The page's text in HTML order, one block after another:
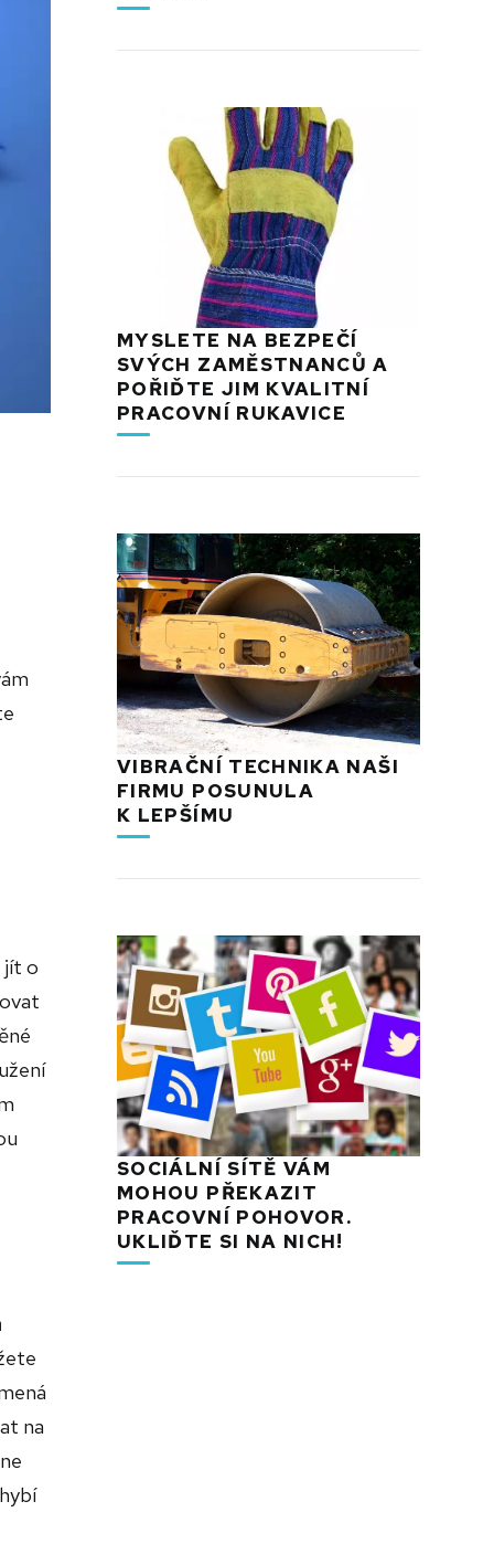
jít o
na
MYSLETE NA BEZPEČÍ
SVÝCH ZAMĚSTNANCŮ A
POŘIĎTE JIM KVALITNÍ
PRACOVNÍ RUKAVICE
VIBRAČNÍ TECHNIKA NAŠI
FIRMU POSUNULA
K LEPŠÍMU
SOCIÁLNÍ SÍTĚ VÁM
MOHOU PŘEKAZIT
PRACOVNÍ POHOVOR.
UKLIĎTE SI NA NICH!